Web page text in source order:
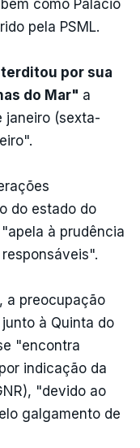
como Palácio
pela PSML.
por sua
do Mar" a
janeiro (sexta-
do estado do
à prudência
a preocupação
à Quinta do
"encontra
indicação da
"devido ao
galgamento de